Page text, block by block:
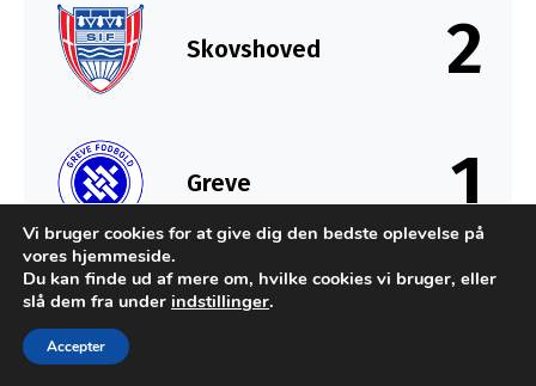
Skovshoved 2
Greve 1
SLUT
Udviklet af MTH Design for FC Sydkysten Statistik
Vi bruger cookies for at give dig den bedste oplevelse på
vores hjemmeside.
Du kan finde ud af mere om, hvilke cookies vi bruger, eller
slå dem fra under indstillinger.
Accepter